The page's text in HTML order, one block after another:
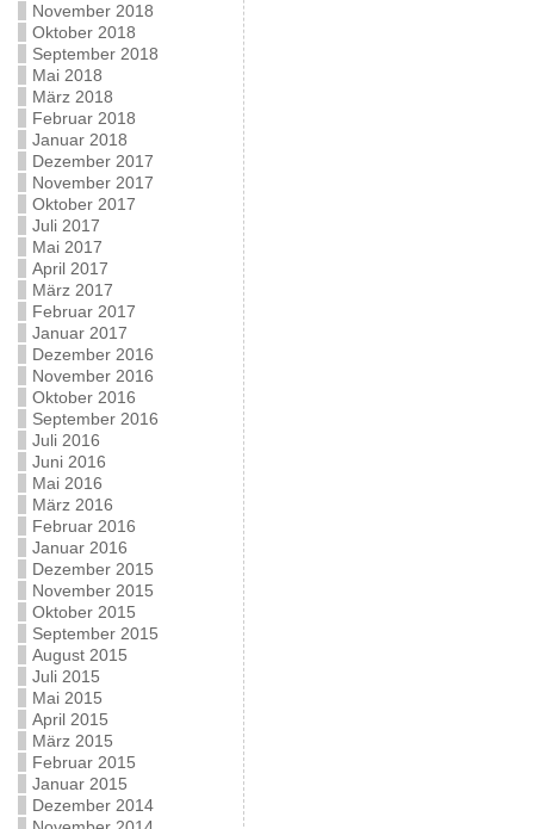
November 2018
Oktober 2018
September 2018
Mai 2018
März 2018
Februar 2018
Januar 2018
Dezember 2017
November 2017
Oktober 2017
Juli 2017
Mai 2017
April 2017
März 2017
Februar 2017
Januar 2017
Dezember 2016
November 2016
Oktober 2016
September 2016
Juli 2016
Juni 2016
Mai 2016
März 2016
Februar 2016
Januar 2016
Dezember 2015
November 2015
Oktober 2015
September 2015
August 2015
Juli 2015
Mai 2015
April 2015
März 2015
Februar 2015
Januar 2015
Dezember 2014